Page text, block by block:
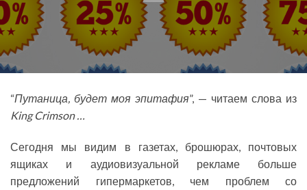
“Путаница, будет моя эпитафия”, — читаем слова из
King Crimson …
Сегодня мы видим в газетах, брошюрах, почтовых
ящиках и аудиовизуальной рекламе больше
предложений гипермаркетов, чем проблем со